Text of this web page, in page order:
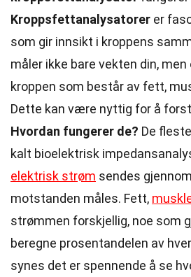
Kroppsfettanalysatorer er
som gir innsikt i kroppens
måler ikke bare vekten din,
kroppen som består av fett,
Dette kan være nyttig for å
Hvordan fungerer de? De
kalt bioelektrisk
elektrisk strøm sendes
motstanden måles. Fett,
strømmen forskjellig, noe som
beregne prosentandelen av
synes det er spennende å se